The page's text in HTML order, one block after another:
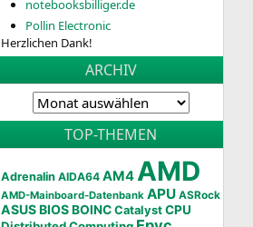
notebooksbilliger.de
Pollin Electronic
Herzlichen Dank!
ARCHIV
TOP-THEMEN
Adrenalin AIDA64 AM4AMD
AMD-Mainboard-Datenbank APU ASRock
ASUSBIOSBOINC Catalyst CPU